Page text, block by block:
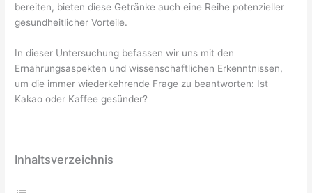
bereiten, bieten diese Getränke auch eine Reihe potenzieller
gesundheitlicher Vorteile.
In dieser Untersuchung befassen wir uns mit den
Ernährungsaspekten und wissenschaftlichen Erkenntnissen,
um die immer wiederkehrende Frage zu beantworten: Ist
Kakao oder Kaffee gesünder?
Inhaltsverzeichnis